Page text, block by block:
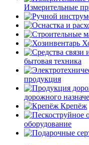
Измерительные
бытовая техника
продукция
дорожного
Крепёж
оборудование